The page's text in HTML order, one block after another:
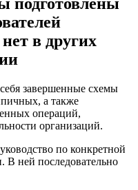
в других
завершенные схемы
а также
операций,
организаций.
по конкретной
В ней последовательно